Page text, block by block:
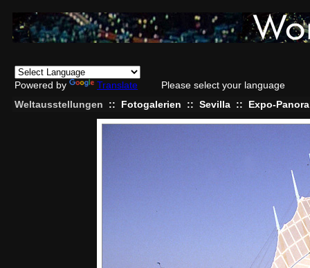
Powered by Translate
Please select your language
Weltausstellungen
:: Fotogalerien :: Sevilla :: Expo-